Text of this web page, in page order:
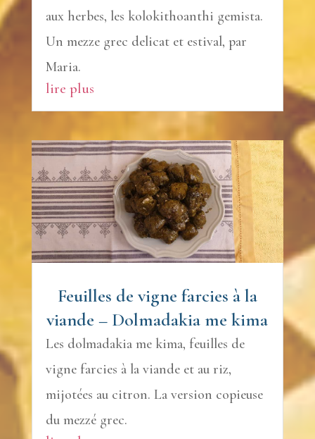
aux herbes, les kolokithoanthi gemista.
Un mezze grec delicat et estival, par
Maria.
lire plus
Feuilles de vigne farcies à la
viande – Dolmadakia me kima
Les dolmadakia me kima, feuilles de
vigne farcies à la viande et au riz,
mijotées au citron. La version copieuse
du mezzé grec.